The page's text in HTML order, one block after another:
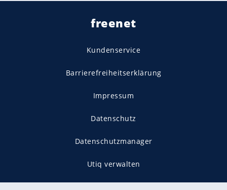
freenet
Kundenservice
Barrierefreiheitserklärung
Impressum
Datenschutz
Datenschutzmanager
Utiq verwalten